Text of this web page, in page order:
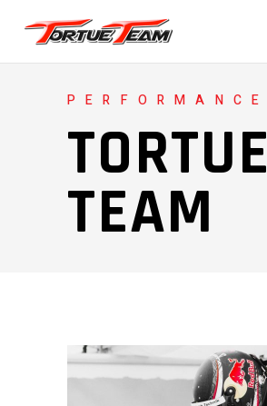
PERFORMANCE
TORTUE
TEAM